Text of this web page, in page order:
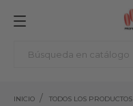
INICIO TODOS LOS PRODUCTOS